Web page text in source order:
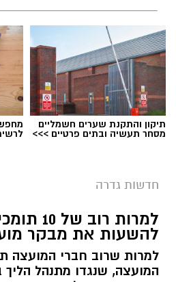
תיקון והתקנת שערים חשמליים
מסחר תעשיה ובתים פרטיים >>>
חדשות גדרה
למרות
להשעות את מבקר
למרות שרוב חברי המועצה
המועצה, שנגדו מתנהל